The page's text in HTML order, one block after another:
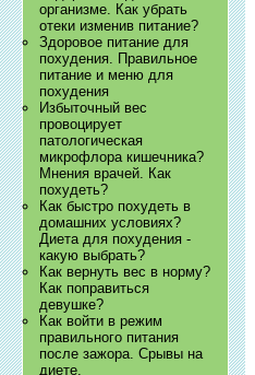
организме. Как убрать
отеки изменив питание?
Здоровое питание для
похудения. Правильное
питание и меню для
похудения
Избыточный вес
провоцирует
патологическая
микрофлора кишечника?
Мнения врачей. Как
похудеть?
Как быстро похудеть в
домашних условиях?
Диета для похудения -
какую выбрать?
Как вернуть вес в норму?
Как поправиться
девушке?
Как войти в режим
правильного питания
после зажора. Срывы на
диете.